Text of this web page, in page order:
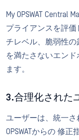
My OPSWAT Central
プライアンスを評価
チレベル、脆弱性
を満たさないエン
ます。
3.合理化された
ユーザーは、統一さ
OPSWATからの 修